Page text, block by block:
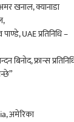
अमर खनाल, क्यानाडा
UAE प्रतिनिधि –
बिनोद, फ्रान्स
अमेरिका